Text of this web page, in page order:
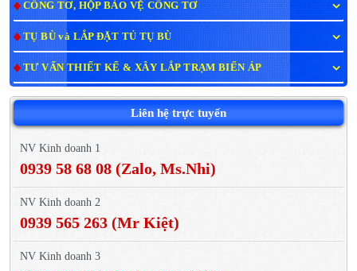
CÔNG TƠ, HỘP BẢO VỆ CÔNG TƠ
TỤ BÙ và LẮP ĐẶT TỦ TỤ BÙ
TƯ VẤN THIẾT KẾ & XÂY LẮP TRẠM BIẾN ÁP
Liên hệ trực tuyến
NV Kinh doanh 1
0939 58 68 08 (Zalo, Ms.Nhi)
NV Kinh doanh 2
0939 565 263 (Mr Kiệt)
NV Kinh doanh 3